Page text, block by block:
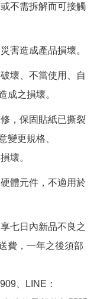
不需拆解而可接觸
害造成產品損壞。
壞、不當使用、自
成之損壞。
，保固貼紙已撕裂
變更規格、
壞。
體元件，不適用於
七日內新品不良之
費，一年之後須部
、LINE：